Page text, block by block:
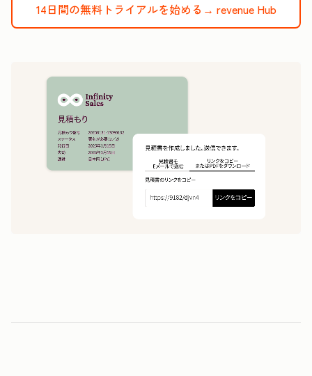
14日間の無料トライアルを始める→ revenue Hub
11